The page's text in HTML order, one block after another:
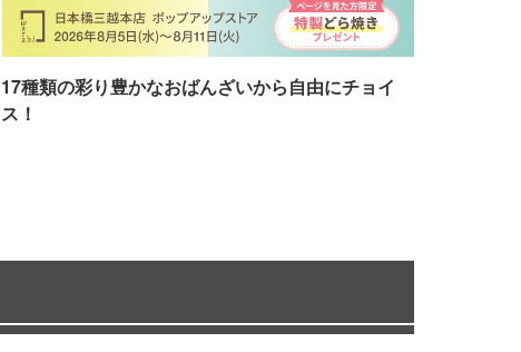
17種類の彩り豊かなおばんざいから自由にチョイ
ス！